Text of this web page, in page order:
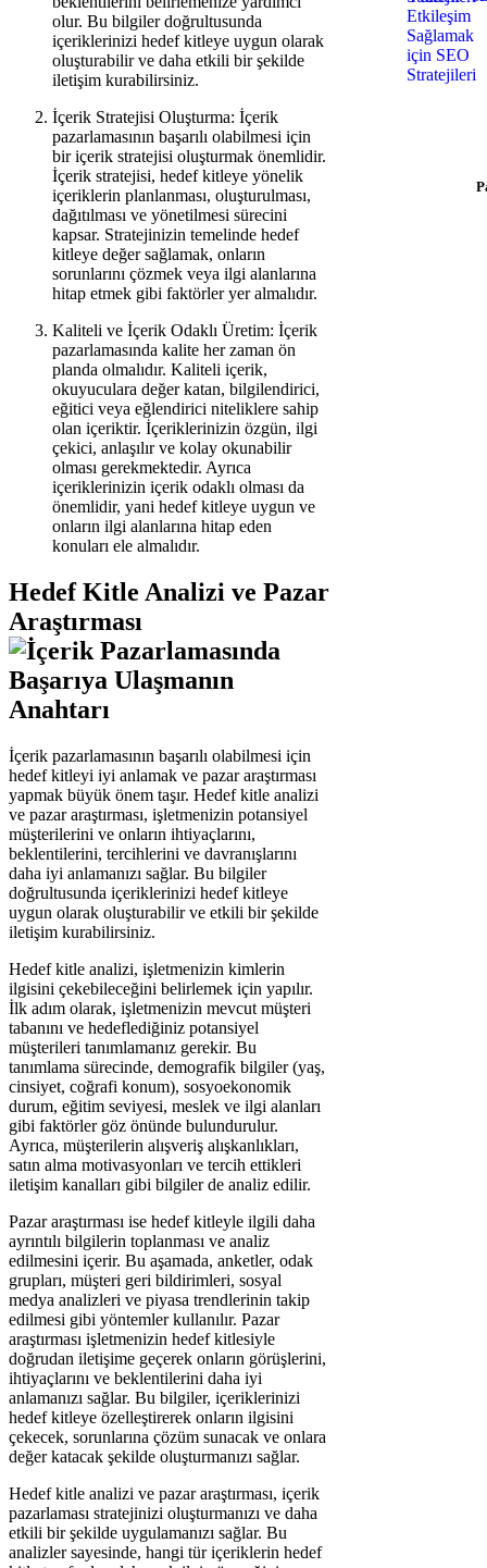
olur. Bu bilgiler doğrultusunda
içeriklerinizi hedef kitleye uygun olarak
oluşturabilir ve daha etkili bir şekilde
iletişim kurabilirsiniz.
İçerik Stratejisi Oluşturma: İçerik
pazarlamasının başarılı olabilmesi için
bir içerik stratejisi oluşturmak önemlidir.
İçerik stratejisi, hedef kitleye yönelik
içeriklerin planlanması, oluşturulması,
dağıtılması ve yönetilmesi sürecini
kapsar. Stratejinizin temelinde hedef
kitleye değer sağlamak, onların
sorunlarını çözmek veya ilgi alanlarına
hitap etmek gibi faktörler yer almalıdır.
Kaliteli ve İçerik Odaklı Üretim: İçerik
pazarlamasında kalite her zaman ön
planda olmalıdır. Kaliteli içerik,
okuyuculara değer katan, bilgilendirici,
eğitici veya eğlendirici niteliklere sahip
olan içeriktir. İçeriklerinizin özgün, ilgi
çekici, anlaşılır ve kolay okunabilir
olması gerekmektedir. Ayrıca
içeriklerinizin içerik odaklı olması da
önemlidir, yani hedef kitleye uygun ve
onların ilgi alanlarına hitap eden
konuları ele almalıdır.
Hedef Kitle Analizi ve Pazar
Araştırması
İçerik pazarlamasının başarılı olabilmesi için
hedef kitleyi iyi anlamak ve pazar araştırması
yapmak büyük önem taşır. Hedef kitle analizi
ve pazar araştırması, işletmenizin potansiyel
müşterilerini ve onların ihtiyaçlarını,
beklentilerini, tercihlerini ve davranışlarını
daha iyi anlamanızı sağlar. Bu bilgiler
doğrultusunda içeriklerinizi hedef kitleye
uygun olarak oluşturabilir ve etkili bir şekilde
iletişim kurabilirsiniz.
Hedef kitle analizi, işletmenizin kimlerin
ilgisini çekebileceğini belirlemek için yapılır.
İlk adım olarak, işletmenizin mevcut müşteri
tabanını ve hedeflediğiniz potansiyel
müşterileri tanımlamanız gerekir. Bu
tanımlama sürecinde, demografik bilgiler (yaş,
cinsiyet, coğrafi konum), sosyoekonomik
durum, eğitim seviyesi, meslek ve ilgi alanları
gibi faktörler göz önünde bulundurulur.
Ayrıca, müşterilerin alışveriş alışkanlıkları,
satın alma motivasyonları ve tercih ettikleri
iletişim kanalları gibi bilgiler de analiz edilir.
Pazar araştırması ise hedef kitleyle ilgili daha
ayrıntılı bilgilerin toplanması ve analiz
edilmesini içerir. Bu aşamada, anketler, odak
grupları, müşteri geri bildirimleri, sosyal
medya analizleri ve piyasa trendlerinin takip
edilmesi gibi yöntemler kullanılır. Pazar
araştırması işletmenizin hedef kitlesiyle
doğrudan iletişime geçerek onların görüşlerini,
ihtiyaçlarını ve beklentilerini daha iyi
anlamanızı sağlar. Bu bilgiler, içeriklerinizi
hedef kitleye özelleştirerek onların ilgisini
çekecek, sorunlarına çözüm sunacak ve onlara
değer katacak şekilde oluşturmanızı sağlar.
Hedef kitle analizi ve pazar araştırması, içerik
pazarlaması stratejinizi oluşturmanızı ve daha
etkili bir şekilde uygulamanızı sağlar. Bu
analizler sayesinde, hangi tür içeriklerin hedef